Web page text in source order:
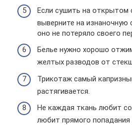
Если сушить на открытом
выверните на
оно не потеряло своего
Белье нужно хорошо
желтых разводов от
Трикотаж самый
растягивается.
Не каждая ткань любит
любит прямого попадания